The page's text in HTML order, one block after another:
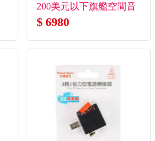
200美元以下旗艦空間音
訊耳罩式
$ 6980